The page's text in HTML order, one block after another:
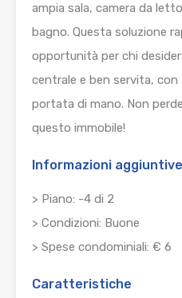
ampia sala, camera da
bagno. Questa soluzione
opportunità per chi
centrale e ben servita,
portata di mano. Non
questo immobile!
Informazioni aggiuntive
> Piano: -4 di 2
> Condizioni: Buone
> Spese condominiali: € 6
Caratteristiche